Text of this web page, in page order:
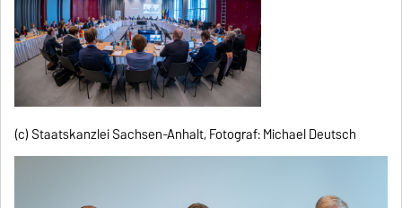
(c) Staatskanzlei Sachsen-Anhalt, Fotograf: Michael Deutsch